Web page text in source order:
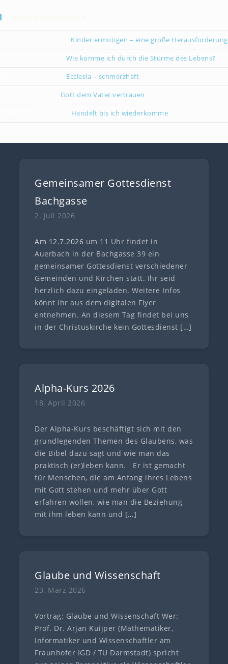
Kinder ermutigen – eine große Herausforderung
Wie komme ich durch die Stürme des Lebens?
Ecclesia – schmerzhaft
Gott dem Vater vertrauen
Handelt bis ich wiederkomme
Gemeinsamer Gottesdienst
Bachgasse
2. Juli 2026
Am 12.7.2026 um 11 Uhr findet in
Auerbach in der Bachgasse 39 ein
gemeinsamer Gottesdienst verschiedener
Gemeinden und Kirchen statt. Ihr seid
herzlich dazu eingeladen. Weitere Infos
könnt ihr aus dem digitalen Flyer
entnehmen. An diesem Tag findet bei uns
in der Christuskirche kein Gottesdienst […]
Alpha-Kurs 2026
18. April 2026
Der Alpha-Kurs beschäftigt sich mit den
grundlegenden Themen des Glaubens, was
die Bibel dazu sagt und wie man das
praktisch (er)leben kann. Er ist gemacht
für Menschen, die am Anfang ihres Lebens
mit Gott stehen und mehr über Gott
erfahren wollen, wie man die Beziehung
mit ihm leben kann und […]
Glaube und Wissenschaft
23. März 2026
Vortrag: Glaube und Wissenschaft Wer:
Prof. Dr. Arjan Kuijper (Mathematiker,
Informatiker und Wissenschaftler am
Fraunhofer IGD / TU Darmstadt) spricht